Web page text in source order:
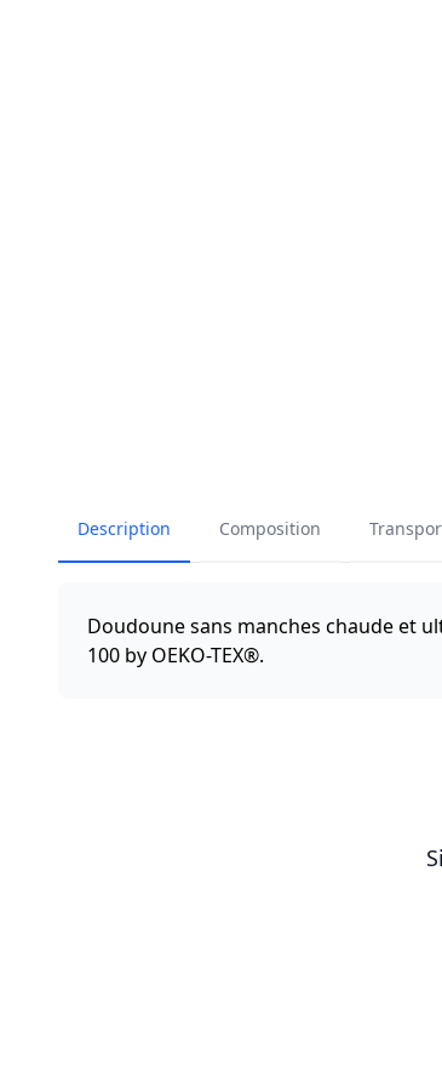
Description Composition
Doudoune sans manches chaude et
100 by OEKO-TEX®.